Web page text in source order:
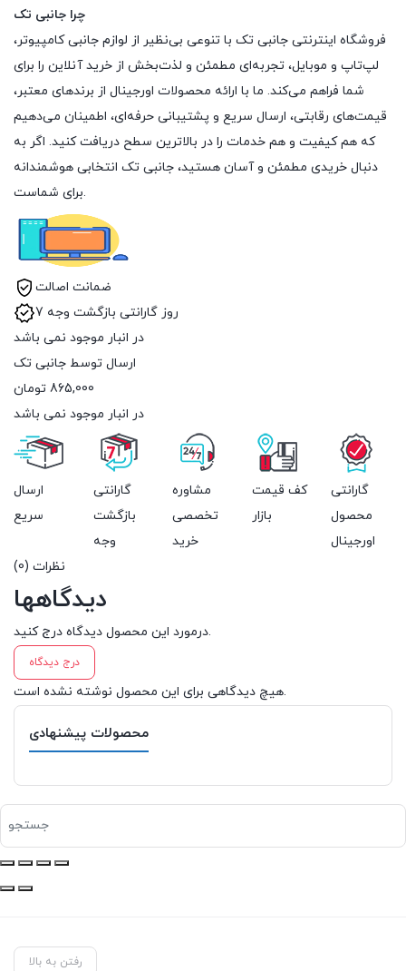
چرا جانبی تک
فروشگاه اینترنتی جانبی تک با تنوعی بی‌نظیر از لوازم جانبی کامپیوتر،
لپ‌تاپ و موبایل، تجربه‌ای مطمئن و لذت‌بخش از خرید آنلاین را برای
شما فراهم می‌کند. ما با ارائه محصولات اورجینال از برندهای معتبر،
قیمت‌های رقابتی، ارسال سریع و پشتیبانی حرفه‌ای، اطمینان می‌دهیم
که هم کیفیت و هم خدمات را در بالاترین سطح دریافت کنید. اگر به
دنبال خریدی مطمئن و آسان هستید، جانبی تک انتخابی هوشمندانه
برای شماست.
ضمانت اصالت
7 روز گارانتی بازگشت وجه
در انبار موجود نمی باشد
ارسال توسط جانبی تک
865,000 تومان
در انبار موجود نمی باشد
ارسال
سریع
گارانتی
بازگشت
وجه
مشاوره
تخصصی
خرید
کف قیمت
بازار
گارانتی
محصول
اورجینال
نظرات (0)
دیدگاهها
درمورد این محصول دیدگاه درج کنید.
درج دیدگاه
هیچ دیدگاهی برای این محصول نوشته نشده است.
محصولات پیشنهادی
رفتن به بالا